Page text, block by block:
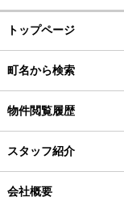
トップページ
町名から検索
物件閲覧履歴
スタッフ紹介
会社概要